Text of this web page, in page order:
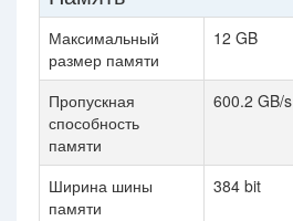
Максимальный
размер памяти
12 GB
Пропускная
способность
памяти
600.2 GB/s
Ширина шины
памяти
384 bit